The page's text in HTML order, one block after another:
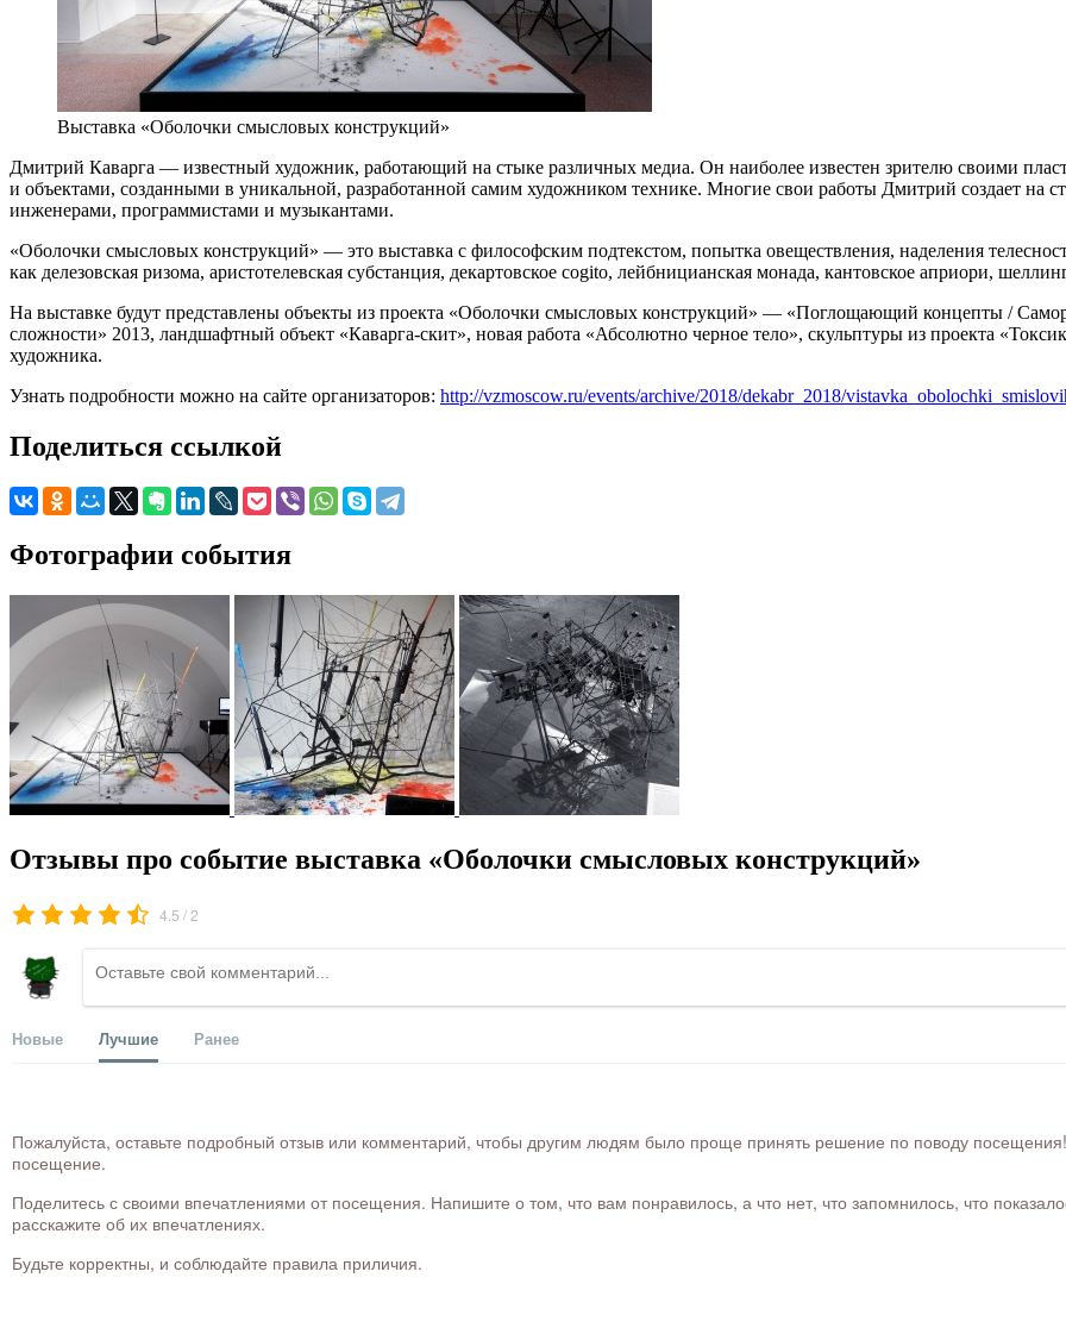
Выставка «Оболочки смысловых конструкций»
Дмитрий Каварга — известный художник, работающий на стыке различных медиа. Он наиболее известен зрителю своими
и объектами, созданными в уникальной, разработанной самим художником технике. Многие свои работы Дмитрий создает на
инженерами, программистами и музыкантами.
«Оболочки смысловых конструкций» — это выставка с философским подтекстом, попытка овеществления, наделения
как делезовская ризома, аристотелевская субстанция, декартовское cogito, лейбницианская монада, кантовское априори,
На выставке будут представлены объекты из проекта «Оболочки смысловых конструкций» — «Поглощающий концепты /
сложности» 2013, ландшафтный объект «Каварга-скит», новая работа «Абсолютно черное тело», скульптуры из проекта
художника.
Узнать подробности можно на сайте организаторов: http://vzmoscow.ru/events/archive/2018/dekabr_2018/
Поделиться ссылкой
Фотографии события
Отзывы про событие выставка «Оболочки смысловых конструкций»
4.5 /2
Новые Лучшие Ранее
Пожалуйста, оставьте подробный отзыв или комментарий, чтобы другим людям было проще принять решение по поводу посещения!
посещение.
Поделитесь с своими впечатлениями от посещения. Напишите о том, что вам понравилось, а что нет, что запомнилось, что
расскажите об их впечатлениях.
Будьте корректны, и соблюдайте правила приличия.